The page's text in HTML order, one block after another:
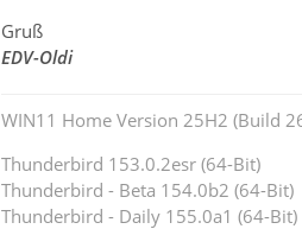
Gruß
EDV-Oldi
WIN11 Home Version 25H2 (Build
Thunderbird 153.0.2esr (64-Bit)
Thunderbird - Beta 154.0b2 (64-Bit)
Thunderbird - Daily 155.0a1 (64-Bit)